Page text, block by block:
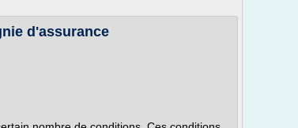
d'assurance